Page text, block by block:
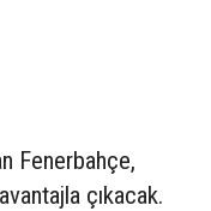
Fenerbahçe,
çıkacak.